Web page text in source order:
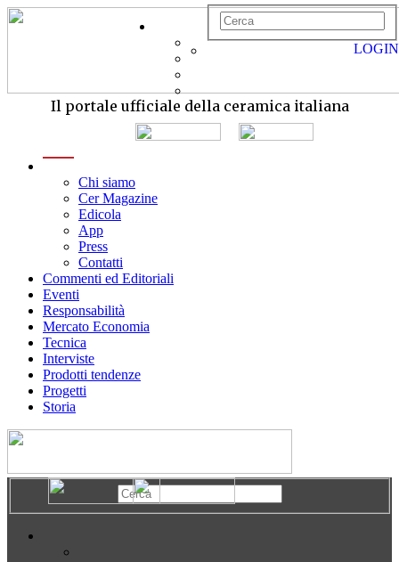
Il portale ufficiale della ceramica italiana
Chi siamo
Cer Magazine
Edicola
App
Press
Contatti
Commenti ed Editoriali
Eventi
Responsabilità
Mercato Economia
Tecnica
Interviste
Prodotti tendenze
Progetti
Storia
LOGIN